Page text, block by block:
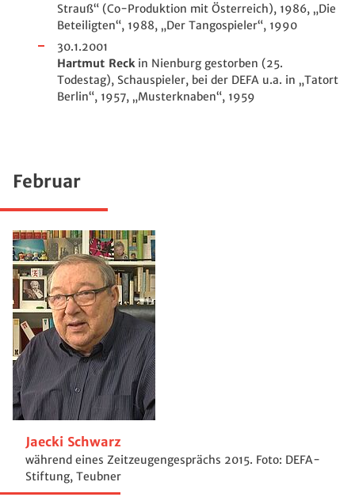
Strauß“ (Co-Produktion mit Österreich), 1986, „Die
Beteiligten“, 1988, „Der Tangospieler“, 1990
30.1.2001
Hartmut Reckin Nienburg gestorben (25.
Todestag), Schauspieler, bei der DEFA u.a. in „Tatort
Berlin“, 1957, „Musterknaben“, 1959
Februar
Jaecki Schwarz
während eines Zeitzeugengesprächs 2015. Foto: DEFA-
Stiftung, Teubner